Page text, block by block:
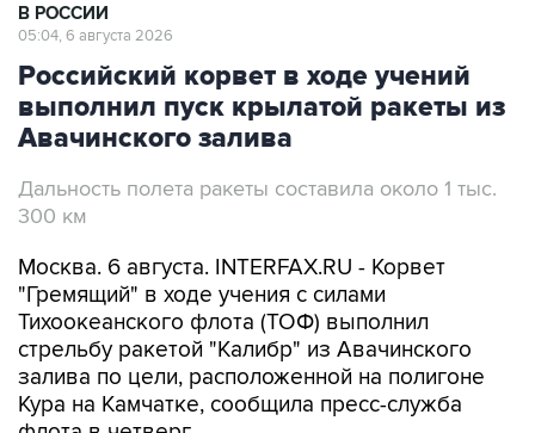
В РОССИИ
05:04, 6 августа 2026
Российский корвет в ходе учений
выполнил пуск крылатой ракеты из
Авачинского залива
Дальность полета ракеты составила около 1 тыс.
300 км
Москва. 6 августа. INTERFAX.RU - Корвет
"Гремящий" в ходе учения с силами
Тихоокеанского флота (ТОФ) выполнил
стрельбу ракетой "Калибр" из Авачинского
залива по цели, расположенной на полигоне
Кура на Камчатке, сообщила пресс-служба